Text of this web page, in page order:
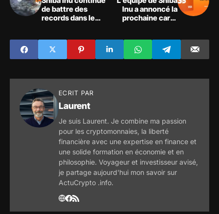
de battre des
records dans le
plus de 1 215 000
holders !
Inu a annoncé la
prochaine carte
"Faites des
paiements, brûlez
SHIB".
ECRIT PAR
Laurent
Je suis Laurent. Je combine ma passion
pour les cryptomonnaies, la liberté
financière avec une expertise en finance et
une solide formation en économie et en
philosophie. Voyageur et investisseur avisé,
je partage aujourd'hui mon savoir sur
ActuCrypto .info.